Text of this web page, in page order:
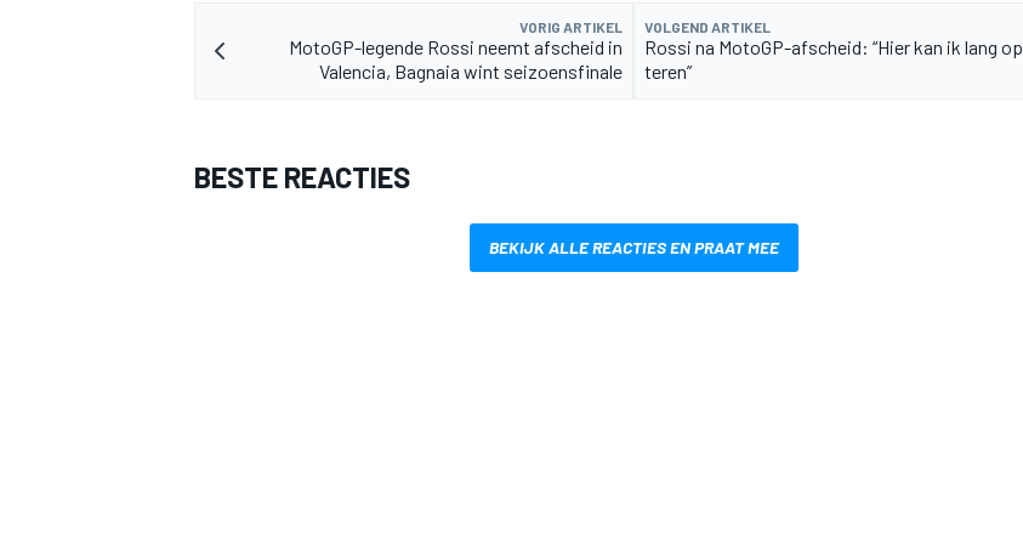
VORIG ARTIKEL
MotoGP-legende Rossi neemt afscheid in
Valencia, Bagnaia wint seizoensfinale
VOLGEND ARTIKEL
Rossi na MotoGP-afscheid: “Hier kan ik lang op
teren”
BESTE REACTIES
BEKIJK ALLE REACTIES EN PRAAT MEE